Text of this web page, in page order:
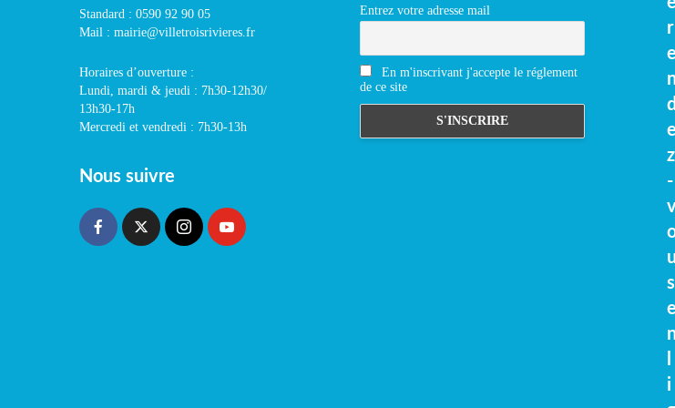
Standard : 0590 92 90 05
Mail : mairie@villetroisrivieres.fr
Horaires d’ouverture :
Lundi, mardi & jeudi : 7h30-12h30/
13h30-17h
Mercredi et vendredi : 7h30-13h
Nous suivre
Entrez votre adresse mail
En m'inscrivant j'accepte le réglement
de ce site
r
e
d
e
z
-
u
s
e
i